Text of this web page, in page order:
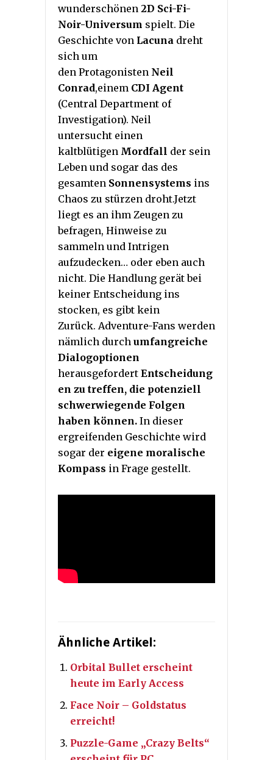
wunderschönen 2D Sci-Fi-
Noir-Universum spielt. Die
Geschichte von Lacuna dreht
sich um
den Protagonisten Neil
Conrad,einem CDI Agent
(Central Department of
Investigation). Neil
untersucht einen
kaltblütigen Mordfall der sein
Leben und sogar das des
gesamten Sonnensystems ins
Chaos zu stürzen droht.Jetzt
liegt es an ihm Zeugen zu
befragen, Hinweise zu
sammeln und Intrigen
aufzudecken… oder eben auch
nicht. Die Handlung gerät bei
keiner Entscheidung ins
stocken, es gibt kein
Zurück. Adventure-Fans werden
nämlich durch umfangreiche
Dialogoptionen
herausgefordert Entscheidung
en zu treffen, die potenziell
schwerwiegende Folgen
haben können. In dieser
ergreifenden Geschichte wird
sogar der eigene moralische
Kompass in Frage gestellt.
Ähnliche Artikel:
Orbital Bullet erscheint
heute im Early Access
Face Noir – Goldstatus
erreicht!
Puzzle-Game „Crazy Belts“